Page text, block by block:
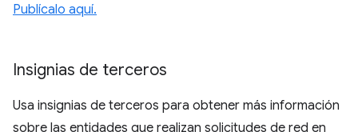
Publícalo aquí.
Insignias de terceros
Usa insignias de terceros para obtener más información
sobre las entidades que realizan solicitudes de red en